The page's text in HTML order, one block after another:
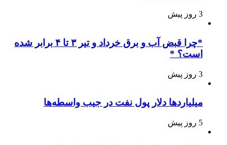
3 روز پیش
*چرا قبض آب و برق خرداد و تیر ۳ تا ۴ برابر شده
است؟ *
3 روز پیش
میلیاردها دلار پول نفت در جیب واسطه‌ها
5 روز پیش